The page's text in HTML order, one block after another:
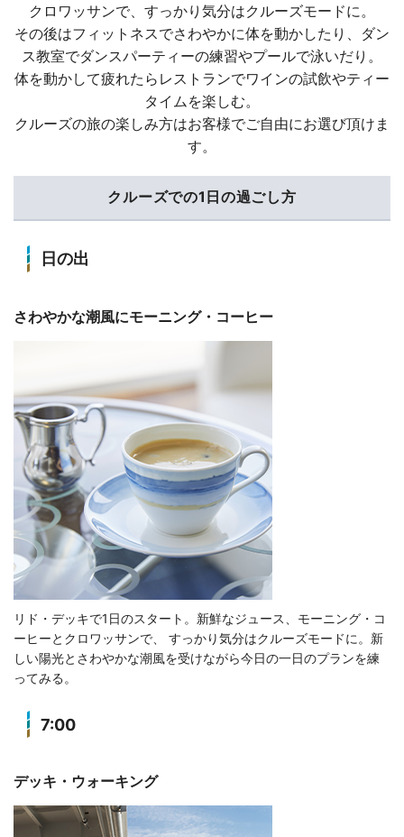
クロワッサンで、すっかり気分はクルーズモードに。
その後はフィットネスでさわやかに体を動かしたり、ダン
ス教室でダンスパーティーの練習やプールで泳いだり。
体を動かして疲れたらレストランでワインの試飲やティー
タイムを楽しむ。
クルーズの旅の楽しみ方はお客様でご自由にお選び頂けま
す。
クルーズでの1日の過ごし方
日の出
さわやかな潮風にモーニング・コーヒー
リド・デッキで1日のスタート。新鮮なジュース、モーニング・コ
ーヒーとクロワッサンで、 すっかり気分はクルーズモードに。新
しい陽光とさわやかな潮風を受けながら今日の一日のプランを練
ってみる。
7:00
デッキ・ウォーキング